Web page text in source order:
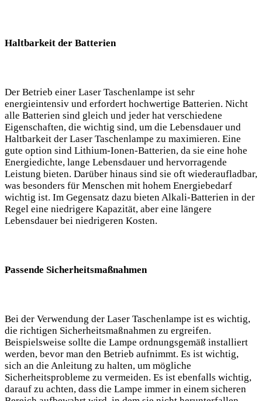
Haltbarkeit der Batterien
Der Betrieb einer Laser Taschenlampe ist⁢ sehr
energieintensiv und erfordert hochwertige Batterien.⁢ Nicht
alle Batterien sind gleich und jeder hat​ verschiedene
Eigenschaften, die wichtig sind,‍ um die Lebensdauer und
Haltbarkeit der Laser Taschenlampe zu ⁤maximieren. Eine
gute option sind Lithium-Ionen-Batterien, da sie ⁣eine hohe
Energiedichte, lange Lebensdauer und ⁢hervorragende
‌Leistung ​bieten. ⁢Darüber hinaus sind sie oft wiederaufladbar,
was besonders ‌für Menschen mit hohem Energiebedarf
wichtig⁤ ist.⁣ Im ‍Gegensatz dazu bieten Alkali-Batterien in der
⁢Regel eine niedrigere Kapazität, aber eine längere
Lebensdauer bei niedrigeren Kosten.
Passende Sicherheitsmaßnahmen
Bei der Verwendung der Laser Taschenlampe ist es wichtig,
‌die richtigen Sicherheitsmaßnahmen zu ergreifen.
Beispielsweise sollte die Lampe ordnungsgemäß installiert
werden, bevor ⁢man den Betrieb aufnimmt. Es ist wichtig,
sich an die Anleitung zu halten, um mögliche
Sicherheitsprobleme zu vermeiden. Es ist ebenfalls wichtig,
‍darauf⁣ zu achten,⁣ dass die Lampe immer in einem sicheren